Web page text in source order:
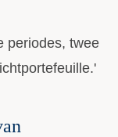
periodes, twee